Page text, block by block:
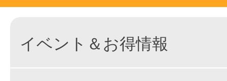
イベント＆お得情報